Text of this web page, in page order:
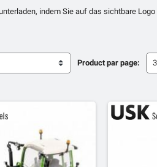
indem Sie auf das sichtbare
Product par page: